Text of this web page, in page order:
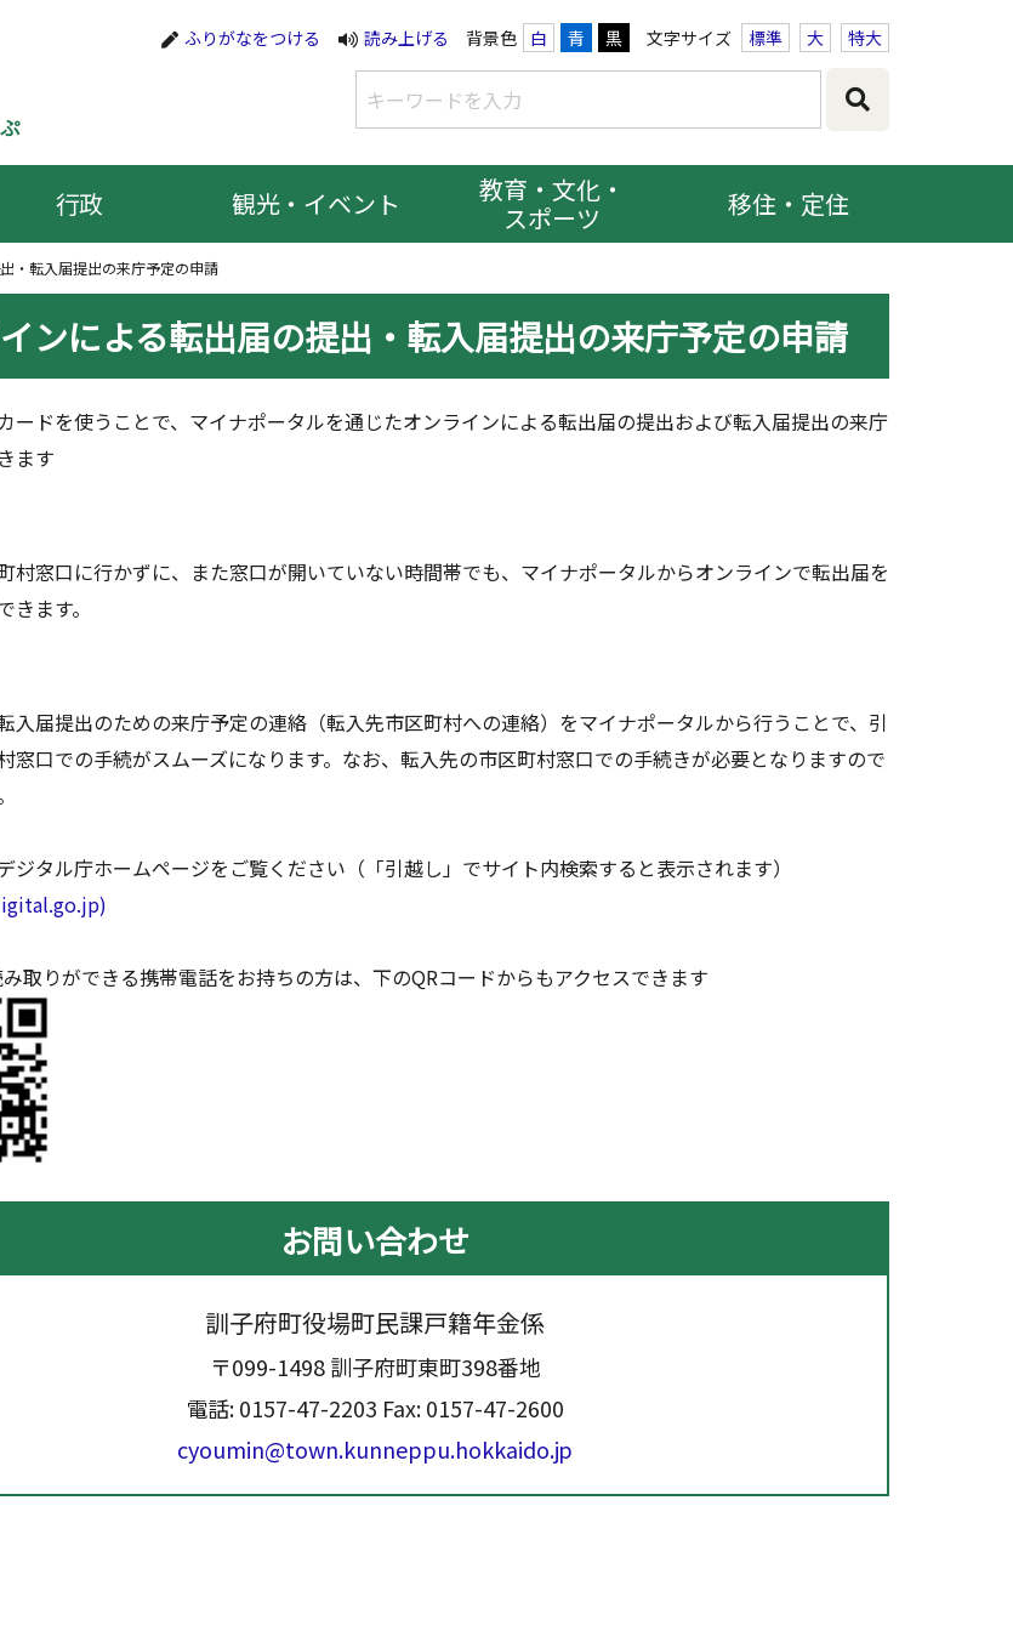
ふりがなをつける 読み上げる 背景色 白 青 黒 文字サイズ 標準 大 特大
行政 観光・イベント
教育・文化・
スポーツ
移住・定住
・転入届提出の来庁予定の申請
ンによる転出届の提出・転入届提出の来庁予定の申請
ードを使うことで、マイナポータルを通じたオンラインによる転出届の提出および転入届提出の来庁
ます
村窓口に行かずに、また窓口が開いていない時間帯でも、マイナポータルからオンラインで転出届を
きます。
入届提出のための来庁予定の連絡（転入先市区町村への連絡）をマイナポータルから行うことで、引
窓口での手続がスムーズになります。なお、転入先の市区町村窓口での手続きが必要となりますので
ジタル庁ホームページをご覧ください（「引越し」でサイト内検索すると表示されます）
取りができる携帯電話をお持ちの方は、下のQRコードからもアクセスできます
お問い合わせ
訓子府町役場町民課戸籍年金係
〒099-1498 訓子府町東町398番地
電話:0157-47-2203 Fax: 0157-47-2600
cyoumin@town.kunneppu.hokkaido.jp